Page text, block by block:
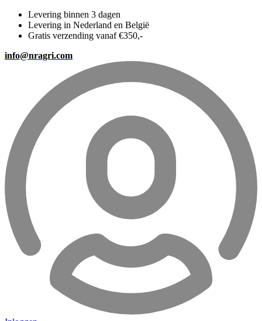
Levering binnen 3 dagen
Levering in Nederland en België
Gratis verzending vanaf €350,-
info@nragri.com